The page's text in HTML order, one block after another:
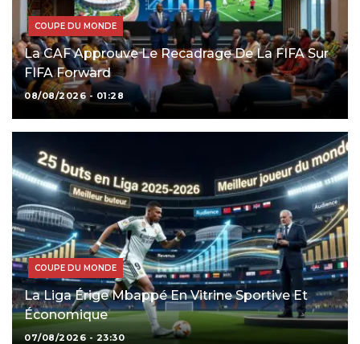
COUPE DU MONDE
La CAF Approuve Le Recadrage De La FIFA Sur
FIFA Forward
08/08/2026 - 01:28
COUPE DU MONDE
La Liga Érige Mbappé En Vitrine Sportive Et
Économique
07/08/2026 - 23:30